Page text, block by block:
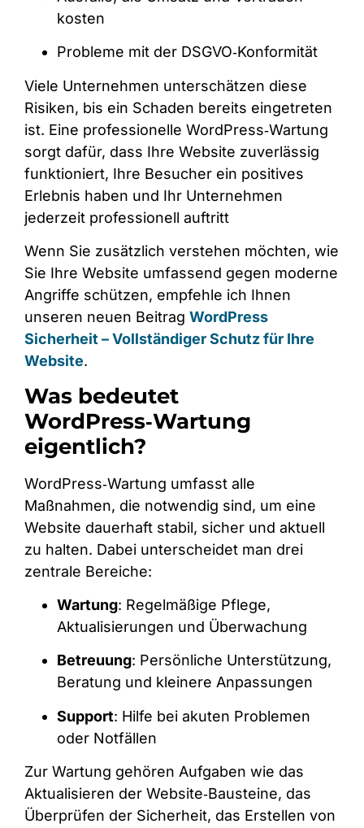
kosten
Probleme mit der DSGVO‑Konformität
Viele Unternehmen unterschätzen diese
Risiken, bis ein Schaden bereits eingetreten
ist. Eine professionelle WordPress‑Wartung
sorgt dafür, dass Ihre Website zuverlässig
funktioniert, Ihre Besucher ein positives
Erlebnis haben und Ihr Unternehmen
jederzeit professionell auftritt
Wenn Sie zusätzlich verstehen möchten, wie
Sie Ihre Website umfassend gegen moderne
Angriffe schützen, empfehle ich Ihnen
unseren neuen Beitrag WordPress
Sicherheit – Vollständiger Schutz für Ihre
Website.
Was bedeutet
WordPress‑Wartung
eigentlich?
WordPress‑Wartung umfasst alle
Maßnahmen, die notwendig sind, um eine
Website dauerhaft stabil, sicher und aktuell
zu halten. Dabei unterscheidet man drei
zentrale Bereiche:
Wartung: Regelmäßige Pflege,
Aktualisierungen und Überwachung
Betreuung: Persönliche Unterstützung,
Beratung und kleinere Anpassungen
Support: Hilfe bei akuten Problemen
oder Notfällen
Zur Wartung gehören Aufgaben wie das
Aktualisieren der Website‑Bausteine, das
Überprüfen der Sicherheit, das Erstellen von